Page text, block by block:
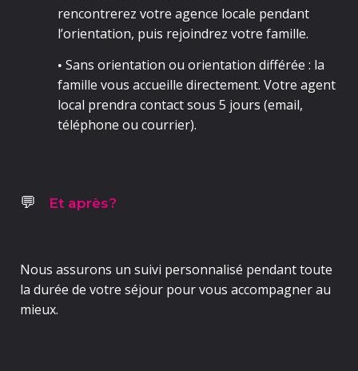
rencontrerez votre agence locale pendant
l’orientation, puis rejoindrez votre famille.
•Sans orientation ou orientation différée : la
famille vous accueille directement. Votre agent
local prendra contact sous5 jours (email,
téléphone ou courrier).
💬 Et après?
Nous assurons un suivi personnalisé pendant toute
la durée de votre séjour pour vous accompagner au
mieux.